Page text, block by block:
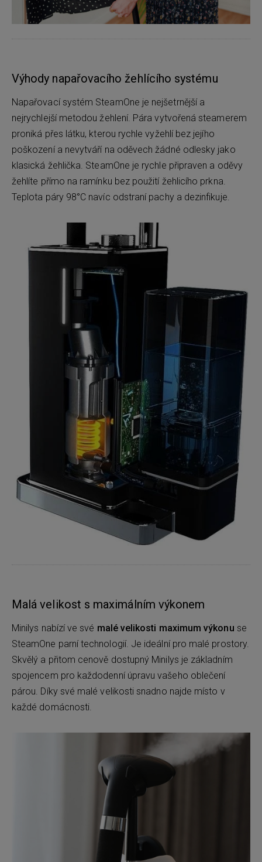
Výhody napařovacího žehlícího systému
Napařovací systém SteamOne je nejšetrnější a
nejrychlejší metodou žehlení. Pára vytvořená steamerem
proniká přes látku, kterou rychle vyžehlí bez jejího
poškození a nevytváří na oděvech žádné odlesky jako
klasická žehlička. SteamOne je rychle připraven a oděvy
žehlíte přímo na ramínku bez použití žehlicího prkna.
Teplota páry 98°C navíc odstraní pachy a dezinfikuje.
Malá velikost s maximálním výkonem
Minilys nabízí ve své malé velikosti maximum výkonu se
SteamOne parní technologií. Je ideální pro malé prostory.
Skvělý a přitom cenově dostupný Minilys je základním
spojencem pro každodenní úpravu vašeho oblečení
párou. Díky své malé velikosti snadno najde místo v
každé domácnosti.